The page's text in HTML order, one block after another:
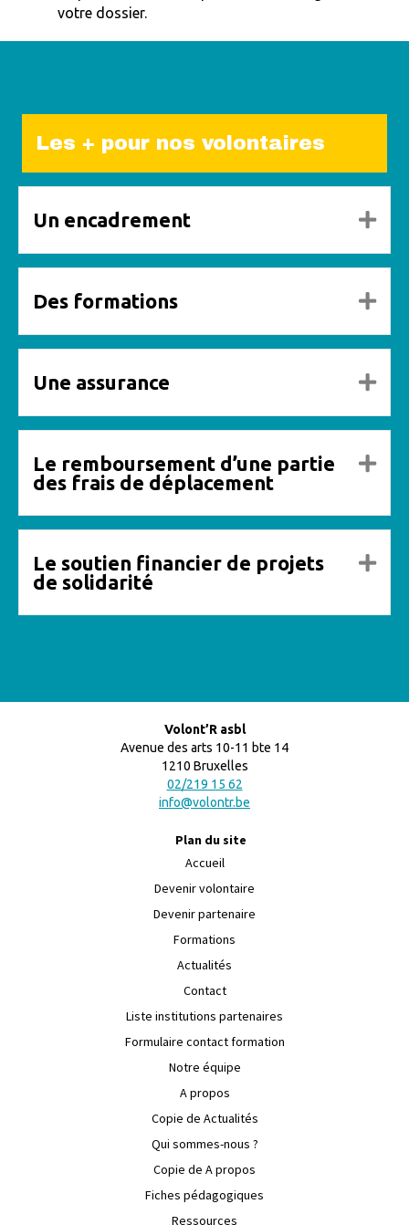
votre dossier.
Les + pour nos volontaires
Un encadrement
Des formations
Une assurance
Le remboursement d’une partie
des frais de déplacement
Le soutien financier de projets
de solidarité
Volont’R asbl
Avenue des arts 10-11 bte 14
1210 Bruxelles
02/219 15 62
info@volontr.be
Plan du site
Accueil
Devenir volontaire
Devenir partenaire
Formations
Actualités
Contact
Liste institutions partenaires
Formulaire contact formation
Notre équipe
A propos
Copie de Actualités
Qui sommes-nous ?
Copie de A propos
Fiches pédagogiques
Ressources